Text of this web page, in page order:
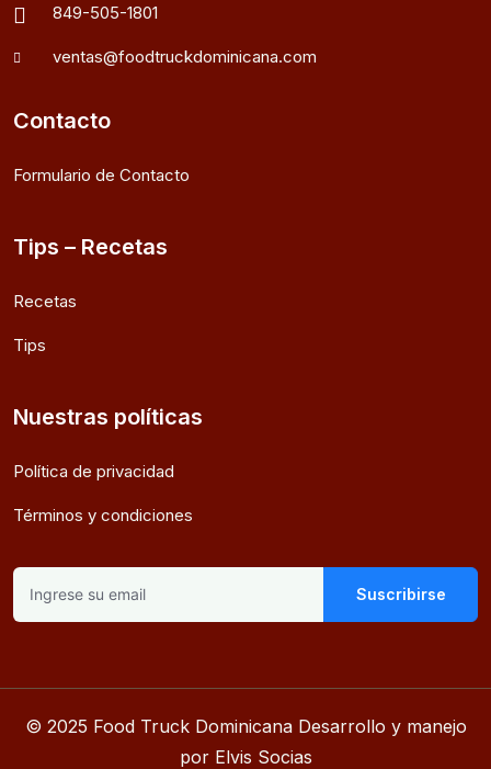
849-505-1801
ventas@foodtruckdominicana.com
Contacto
Formulario de Contacto
Tips – Recetas
Recetas
Tips
Nuestras políticas
Política de privacidad
Términos y condiciones
Suscribirse
© 2025 Food Truck Dominicana Desarrollo y manejo
por Elvis Socias